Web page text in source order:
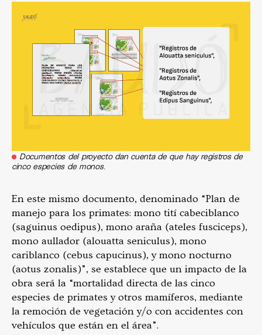
Documentos del proyecto dan cuenta de que hay registros de
cinco especies de monos.
En este mismo documento, denominado “Plan de
manejo para los primates: mono tití cabeciblanco
(saguinus oedipus), mono araña (ateles fusciceps),
mono aullador (alouatta seniculus), mono
cariblanco (cebus capucinus), y mono nocturno
(aotus zonalis)”, se establece que un impacto de la
obra será la “mortalidad directa de las cinco
especies de primates y otros mamíferos, mediante
la remoción de vegetación y/o con accidentes con
vehículos que están en el área”.